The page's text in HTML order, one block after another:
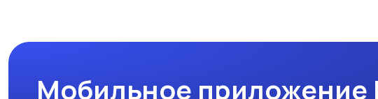
Мобильное приложение